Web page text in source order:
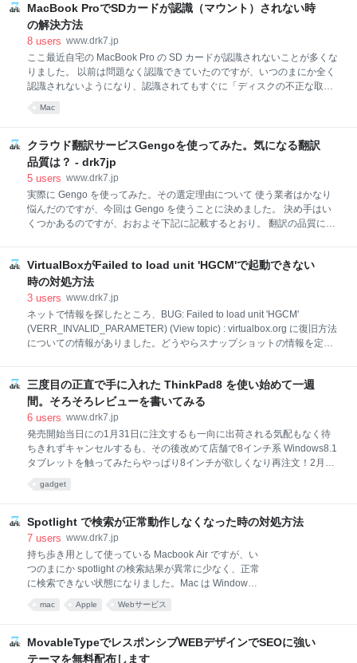
とアルミフィンと送風ファンにたどりつきませんし、誤った洗浄を行う
と故障する恐れがあります。 リビングのエアコンは、お掃除機能が出始
めたばかりの頃の７年前にかなり奮発して、ダイキンのエアコンうるる
してはかなわんなと思い、今回はプロに頼むことにしました。 よくよく
エアコン内部の覗きこんでみると、相当汚れていそうな感じです。 業者
はおそうじ本舗
MacBook ProでSDカードが認識（マウント）されない時
の解決方法
8 users www.drk7.jp
ここ最近自宅の MacBook Pro の SD カードが認識されないことが多くな
りました。 以前は問題なく認識できていたのですが、いつのまにか全く
認識されないようになり、認識されてもすぐに「ディスクの不正な取り
識しない具合は同じでした。 根本的な解消には修理に出すしか無い結論
に達しましたが、全く認識されない状況からある程度は認識するレベル
にまで改善できたので、その方法について解説します。
Mac
クラウド翻訳サービスGengoを使ってみた。気になる翻訳
品質は？ - drk7jp
5 users www.drk7.jp
実際に Gengo を使ってみた。その選定理由について 使う業者はかなり
悩んだのですが、今回は Gengo を使うことに決めました。 決め手はい
くつかあるのですが、おおよそ下記に記載するとおり。 翻訳の品質にか
小限の範囲を翻訳してもらえる。（英単語による固有名詞を大量に含む
日本語であるため、普通に見積もるとかなり高額であった。） ビジネス
クオリティでの翻訳結果を安く仕上げたかった（単価比較） 社員の中に
Gengo を使った利用経験者がいた Gengo を使ってみての感想 大変申し
訳無いのですが、業務の都合上で翻訳結果は残念ながら記載することが
できません。従って主観的な感想だけになりますが参考になれば幸いで
VirtualBoxがFailed to load unit 'HGCM'で起動できない
時の対処方法
3 users www.drk7.jp
ネットで情報を探したところ、BUG: Failed to load unit 'HGCM'
(VERR_INVALID_PARAMETER) (View topic) : virtualbox.org に復旧方法
についての情報がありました。どうやらスナップショットの情報を定義
a SharedFolders node for the snapshot, that probably contains the
configured Shared Folders, but the SharedFolders node underneath the
Hardware node is empty. If you
三度目の正直で手に入れた ThinkPad8 を使い始めて一週
間。そろそろレビューを書いてみる
6 users www.drk7.jp
発売開始当日にの1月31日に注文するも一向に出荷される気配もなく待
ちきれずキャンセルするも、その後改めて店舗で8インチ系 Windows8.1
タブレットを触ってみたらやっぱり8インチが欲しくなり再注文！2月中
待ってました。 が、案の定、以前と変わらず納期が遅延しまくり、気が
たも嫌気が差して再度キャンセル。 その後は10インチの ARROWS Tab
QH55/M を購入しようか迷いに迷ったのすが、650g という重さを iPad
を改めて数日使ってみて無理だわと実感。他の8インチを手に入れるか
悶々しつつ、日々ヤフオクを眺めていたら Thinkpad８の出品が出始めま
した。 そんなある日、たまたま、本体 ＋ ThinkPad Tablet 2 Bluetooth
gadget
Spotlight で検索が正常動作しなくなった時の対処方法
7 users www.drk7.jp
持ち歩き用として使っている Macbook Air ですが、い
つのまにか spotlight の検索結果が異常に少なく、正常
に検索できない状態になりました。Mac は Windows
右上に配置された Spotlight を活用して探すと教わった
にでなくなると大変不便です。 そもそも spotlight の
検索結果が、なぜに正常な状態でなくなったのか？ 思
mac Apple Webサービス
MovableTypeでレスポンシブWEBデザインでSEOに強い
テーマを無料配布します